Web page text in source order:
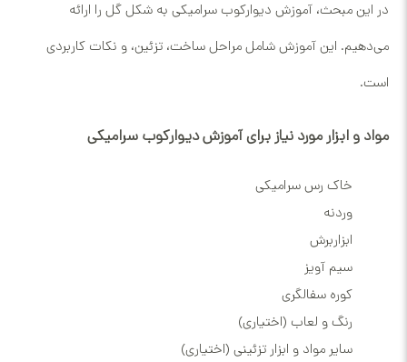
در این مبحث، آموزش دیوارکوب سرامیکی به شکل گل را ارائه
می‌دهیم. این آموزش شامل مراحل ساخت، تزئین، و نکات کاربردی
است.
مواد و ابزار مورد نیاز برای آموزش دیوارکوب سرامیکی
خاک رس سرامیکی
وردنه
ابزاربرش
سیم آویز
کوره سفالگری
رنگ و لعاب (اختیاری)
سایر مواد و ابزار تزئینی (اختیاری)